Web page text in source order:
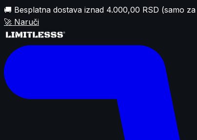
🚚 Besplatna dostava iznad 4.000,00 RSD (samo
🚀 Naruči